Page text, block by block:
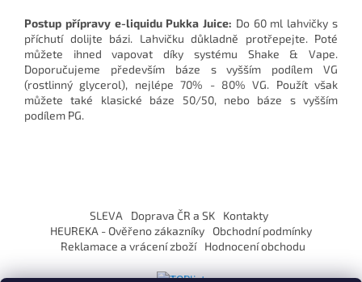
Postup přípravy e-liquidu Pukka Juice: Do 60 ml lahvičky s
příchutí dolijte bázi. Lahvičku důkladně protřepejte. Poté
můžete ihned vapovat díky systému Shake & Vape.
Doporučujeme především báze s vyšším podílem VG
(rostlinný glycerol), nejlépe 70% - 80% VG. Použít však
můžete také klasické báze 50/50, nebo báze s vyšším
podílem PG.
SLEVA Doprava ČR a SK
Kontakty
HEUREKA - Ověřeno zákazníky
Obchodní podmínky
Reklamace a vrácení zboží
Hodnocení obchodu